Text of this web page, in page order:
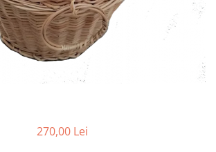
270,00 Lei